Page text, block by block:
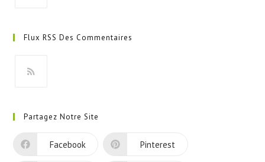
un
onglet
Flux RSS Des Commentaires
un
nouvel
Partagez Notre Site
Facebook Pinterest